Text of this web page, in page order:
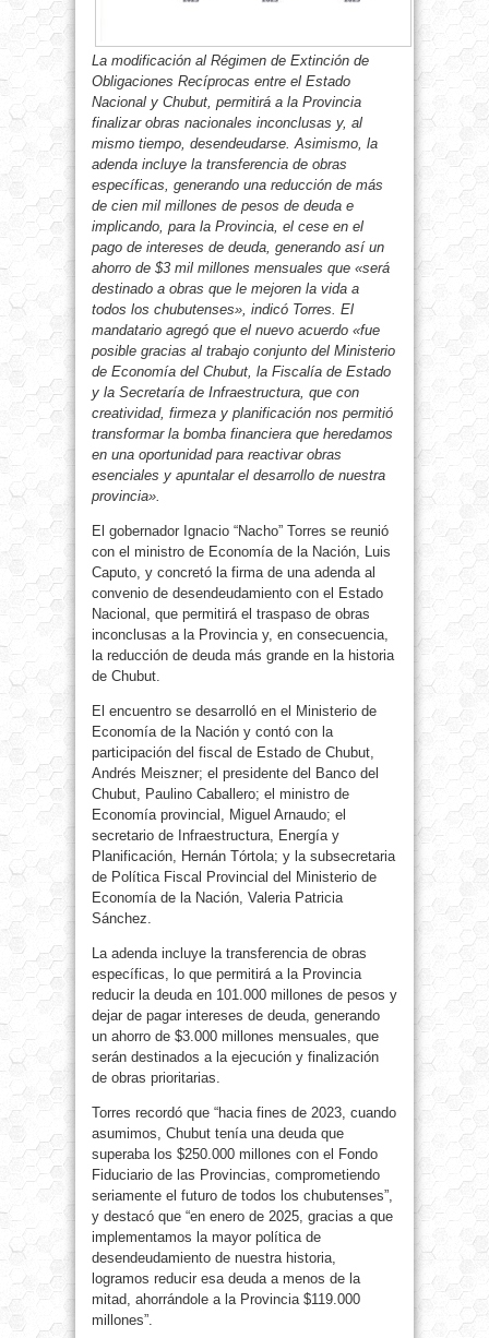
La modificación al Régimen de Extinción de
Obligaciones Recíprocas entre el Estado
Nacional y Chubut, permitirá a la Provincia
finalizar obras nacionales inconclusas y, al
mismo tiempo, desendeudarse. Asimismo, la
adenda incluye la transferencia de obras
específicas, generando una reducción de más
de cien mil millones de pesos de deuda e
implicando, para la Provincia, el cese en el
pago de intereses de deuda, generando así un
ahorro de $3 mil millones mensuales que «será
destinado a obras que le mejoren la vida a
todos los chubutenses», indicó Torres. El
mandatario agregó que el nuevo acuerdo «fue
posible gracias al trabajo conjunto del Ministerio
de Economía del Chubut, la Fiscalía de Estado
y la Secretaría de Infraestructura, que con
creatividad, firmeza y planificación nos permitió
transformar la bomba financiera que heredamos
en una oportunidad para reactivar obras
esenciales y apuntalar el desarrollo de nuestra
provincia».
El gobernador Ignacio “Nacho” Torres se reunió
con el ministro de Economía de la Nación, Luis
Caputo, y concretó la firma de una adenda al
convenio de desendeudamiento con el Estado
Nacional, que permitirá el traspaso de obras
inconclusas a la Provincia y, en consecuencia,
la reducción de deuda más grande en la historia
de Chubut.
El encuentro se desarrolló en el Ministerio de
Economía de la Nación y contó con la
participación del fiscal de Estado de Chubut,
Andrés Meiszner; el presidente del Banco del
Chubut, Paulino Caballero; el ministro de
Economía provincial, Miguel Arnaudo; el
secretario de Infraestructura, Energía y
Planificación, Hernán Tórtola; y la subsecretaria
de Política Fiscal Provincial del Ministerio de
Economía de la Nación, Valeria Patricia
Sánchez.
La adenda incluye la transferencia de obras
específicas, lo que permitirá a la Provincia
reducir la deuda en 101.000 millones de pesos y
dejar de pagar intereses de deuda, generando
un ahorro de $3.000 millones mensuales, que
serán destinados a la ejecución y finalización
de obras prioritarias.
Torres recordó que “hacia fines de 2023, cuando
asumimos, Chubut tenía una deuda que
superaba los $250.000 millones con el Fondo
Fiduciario de las Provincias, comprometiendo
seriamente el futuro de todos los chubutenses”,
y destacó que “en enero de 2025, gracias a que
implementamos la mayor política de
desendeudamiento de nuestra historia,
logramos reducir esa deuda a menos de la
mitad, ahorrándole a la Provincia $119.000
millones”.